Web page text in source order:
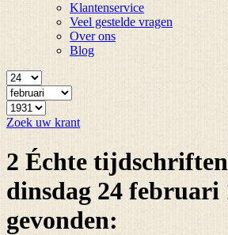
Klantenservice
Veel gestelde vragen
Over ons
Blog
Zoek uw krant
2 Échte
dinsdag 24 februari
gevonden: